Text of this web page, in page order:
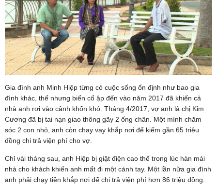
Gia đình anh Minh Hiệp từng có cuộc sống ổn định như bao gia
đình khác, thế nhưng biến cố ập đến vào năm 2017 đã khiến cả
nhà anh rơi vào cảnh khốn khó. Tháng 4/2017, vợ anh là chị Kim
Cương đã bị tai nạn giao thông gãy 2 ống chân. Một mình chăm
sóc 2 con nhỏ, anh còn chạy vạy khắp nơi để kiếm gần 65 triệu
đồng chi trả viện phí cho vợ.
Chỉ vài tháng sau, anh Hiệp bị giật điện cao thế trong lúc hàn mái
nhà cho khách khiến anh mất đi một cánh tay. Một lần nữa gia đình
anh phải chạy tiền khắp nơi để chi trả viện phí hơn 86 triệu đồng.